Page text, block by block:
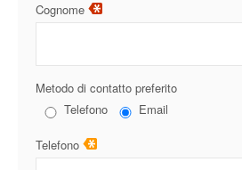
Cognome
Metodo di contatto preferito
Telefono
Email
Telefono